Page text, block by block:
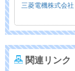
三菱電機株式会
関連リンク